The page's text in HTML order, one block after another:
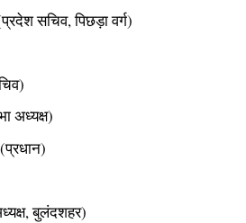
सचिव, पिछड़ा वर्ग)
अध्यक्ष)
बुलंदशहर)